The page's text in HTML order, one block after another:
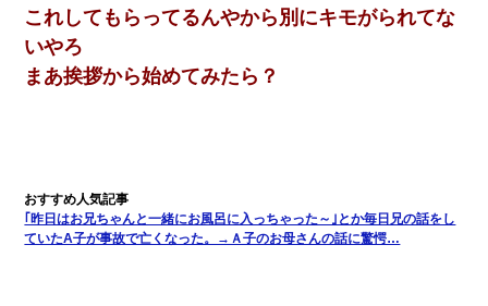
これしてもらってるんやから別にキモがられてな
いやろ
まあ挨拶から始めてみたら？
｢昨日はお兄ちゃんと一緒にお風呂に入っちゃった～｣とか毎日兄の話をし
ていたA子が事故で亡くなった。→Ａ子のお母さんの話に驚愕…